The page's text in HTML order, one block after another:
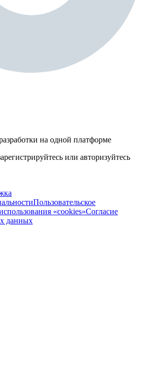
на одной платформе
или авторизуйтесь
Пользовательское
«cookies»Согласие
данных